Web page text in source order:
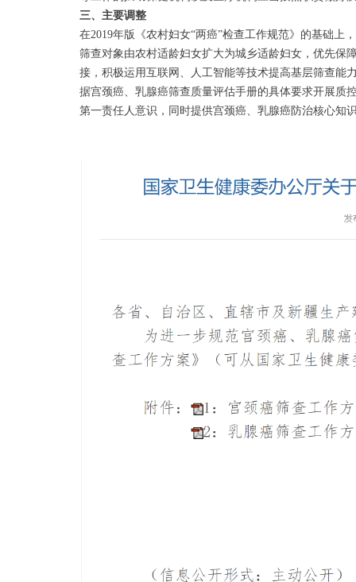
三、主要调整
在2019年版《农村妇女“两癌”检查工作规范》的基础
筛查对象由农村适龄妇女扩大为城乡适龄妇女，优先保
接，积极运用互联网、人工智能等技术提高基层筛查能
据宫颈癌、乳腺癌筛查质量评估手册的具体要求开展质
第一责任人意识，同时提供宫颈癌、乳腺癌防治核心知